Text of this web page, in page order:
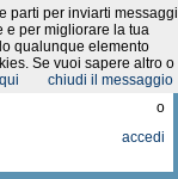
Registrati
o
accedi
parti per inviarti messaggi
e per migliorare la tua
qualunque elemento
Se vuoi sapere altro o
chiudi il messaggio